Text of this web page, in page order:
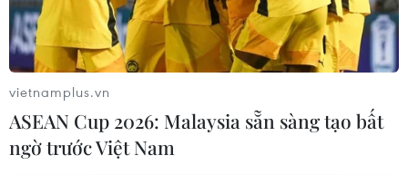
Động đất độ lớn 7,4 tại Colombia,
rung chấn lan sang các quốc gia láng
giềng
10/08/2026 14:40
Rủi ro ngày càng lớn trên hành trình
vietnamplus.vn
ASEAN Cup 2026: Malaysia sẵn sàng tạo bất
ngờ trước Việt Nam